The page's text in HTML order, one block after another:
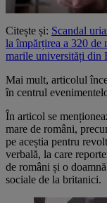
Citește și: Scandal
la împărțirea a 320 de
marile universități din
Mai mult, articolul
în centrul
În articol se
mare de români,
pe aceștia pentru
verbală, la care
de români și o
sociale de la britanici.